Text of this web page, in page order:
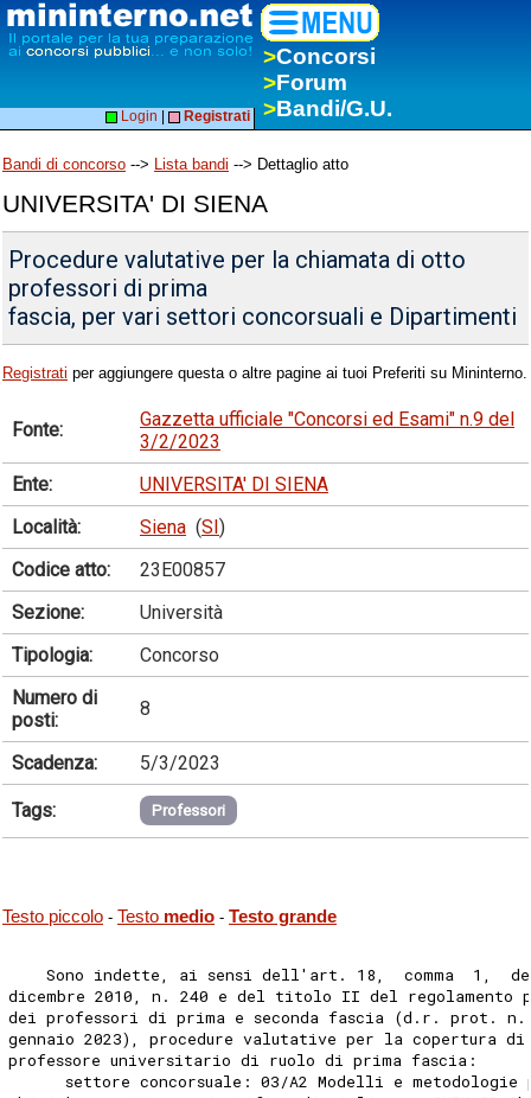
>Concorsi
>Forum
>Bandi/G.U.
Login Registrati
Bandi di concorso --> Lista bandi --> Dettaglio atto
UNIVERSITA' DI SIENA
Procedure valutative per la chiamata di otto
professori di prima
fascia, per vari settori concorsuali e Dipartimenti
Registrati per aggiungere questa o altre pagine ai tuoi Preferiti su Mininterno.
Fonte:
Gazzetta ufficiale "Concorsi ed Esami" n.9 del
3/2/2023
Ente:
UNIVERSITA' DI SIENA
Località:
Siena (SI)
Codice atto:
23E00857
Sezione:
Università
Tipologia:
Concorso
Numero di
posti:
8
Scadenza: 5/3/2023
Tags: Professori
Testo piccolo - Testo medio - Testo grande
Sono indette, ai sensi dell'art. 18,  comma  1,
dicembre 2010, n. 240 e del titolo II del regolamento
dei professori di prima e seconda fascia (d.r. prot. n.
gennaio 2023), procedure valutative per la copertura
professore universitario di ruolo di prima fascia:
settore concorsuale: 03/A2 Modelli e metodologie